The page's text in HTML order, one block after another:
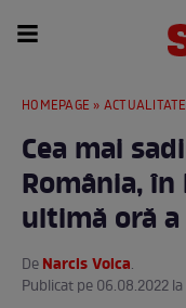
HOMEPAGE » ACTUALITATE
Cea mai
România,
ultimă oră
DeNarcis Voica.
Publicat pe 06.08.2022